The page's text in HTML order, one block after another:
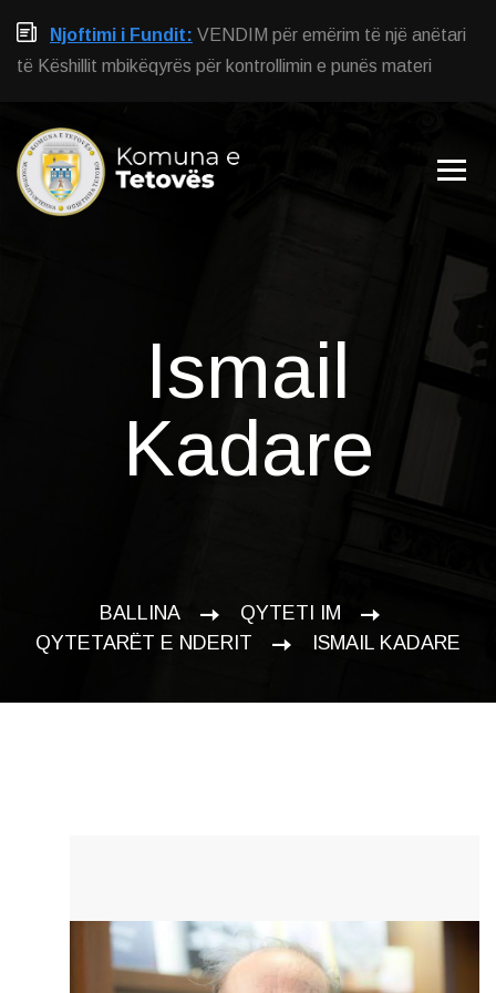
Njoftimi i Fundit: VENDIM për emërim të një anëtari
të Këshillit mbikëqyrës për kontrollimin e punës materi
Ismail
Kadare
BALLINA
QYTETI IM
QYTETARËT E NDERIT
ISMAIL KADARE